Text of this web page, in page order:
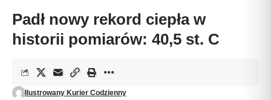
Padł nowy rekord ciepła w
historii pomiarów: 40,5 st. C
Ilustrowany Kurier Codzienny